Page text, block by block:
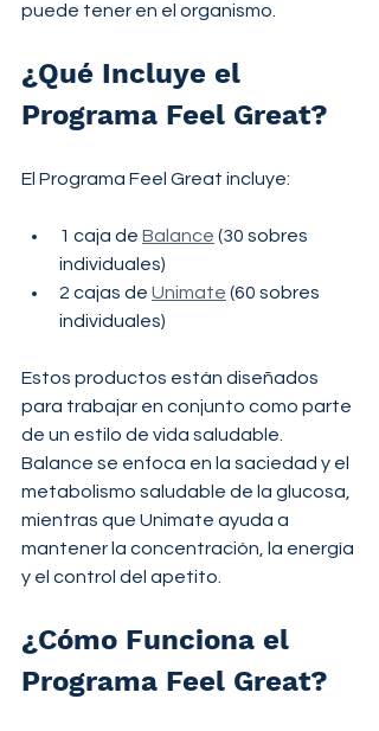
puede tener en el organismo.
¿Qué Incluye el
Programa Feel Great?
El Programa Feel Great incluye:
1 caja de Balance (30 sobres
individuales)
2 cajas de Unimate (60 sobres
individuales)
Estos productos están diseñados
para trabajar en conjunto como parte
de un estilo de vida saludable.
Balance se enfoca en la saciedad y el
metabolismo saludable de la glucosa,
mientras que Unimate ayuda a
mantener la concentración, la energía
y el control del apetito.
¿Cómo Funciona el
Programa Feel Great?